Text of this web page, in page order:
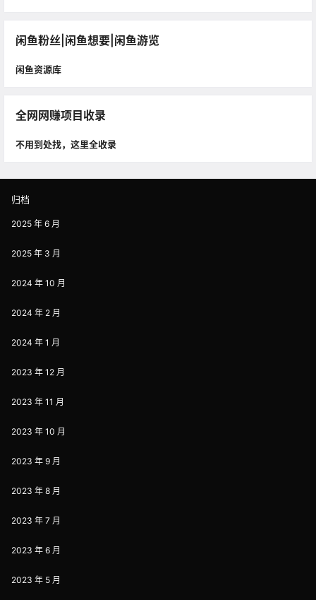
闲鱼粉丝|闲鱼想要|闲鱼游览
闲鱼资源库
全网网赚项目收录
不用到处找，这里全收录
归档
2025 年 6 月
2025 年 3 月
2024 年 10 月
2024 年 2 月
2024 年 1 月
2023 年 12 月
2023 年 11 月
2023 年 10 月
2023 年 9 月
2023 年 8 月
2023 年 7 月
2023 年 6 月
2023 年 5 月